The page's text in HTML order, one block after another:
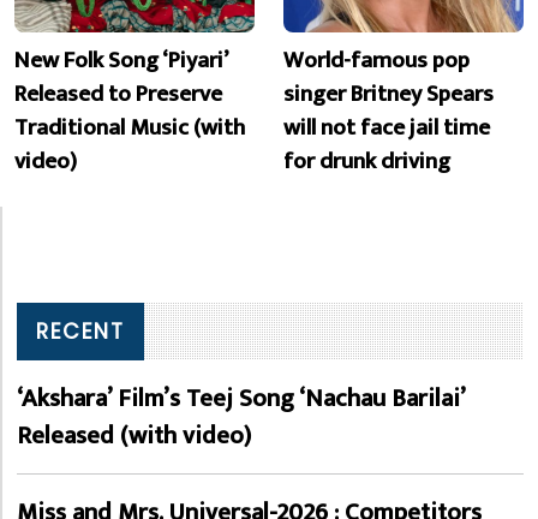
New Folk Song ‘Piyari’
Released to Preserve
Traditional Music (with
video)
World-famous pop
singer Britney Spears
will not face jail time
for drunk driving
RECENT
‘Akshara’ Film’s Teej Song ‘Nachau Barilai’
Released (with video)